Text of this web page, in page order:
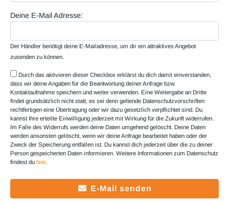
Deine E-Mail Adresse:
Der Händler benötigt deine E-Mailadresse, um dir ein attraktives Angebot
zusenden zu können.
Durch das aktivieren dieser Checkbox erklärst du dich damit einverstanden,
dass wir deine Angaben für die Beantwortung deiner Anfrage bzw.
Kontaktaufnahme speichern und weiter verwenden. Eine Weitergabe an Dritte
findet grundsätzlich nicht statt, es sei denn geltende Datenschutzvorschriften
rechtfertigen eine Übertragung oder wir dazu gesetzlich verpflichtet sind. Du
kannst Ihre erteilte Einwilligung jederzeit mit Wirkung für die Zukunft widerrufen.
Im Falle des Widerrufs werden deine Daten umgehend gelöscht. Deine Daten
werden ansonsten gelöscht, wenn wir deine Anfrage bearbeitet haben oder der
Zweck der Speicherung entfallen ist. Du kannst dich jederzeit über die zu deiner
Person gespeicherten Daten informieren. Weitere Informationen zum Datenschutz
findest du hier.
E-Mail senden